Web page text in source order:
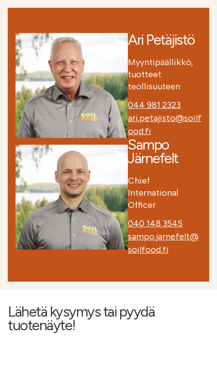
Ari Petäjistö
Myyntipäällikkö,
tuotteet
teollisuuteen
044 981 2323
ari.petajisto@soilf
ood.fi
Sampo
Järnefelt
Chief
International
Officer
040 148 3545
sampo.jarnefelt@
soilfood.fi
Lähetä kysymys tai pyydä
tuotenäyte!